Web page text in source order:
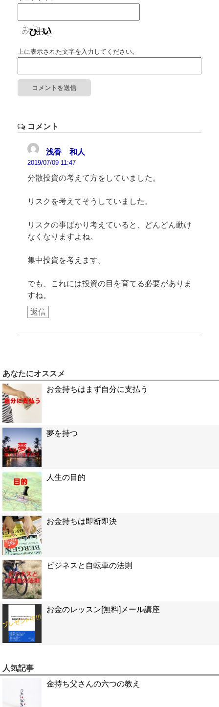
上に表示された文字を入力してください。
コメント
浅香 和人
2019/07/09 11:47
分散投資の考えて方をしていました。
リスクを考えてそうしていました。
リスクの事ばかり考えていると、どんどん動け
なくなりますよね。
集中投資を考えます。
でも、これには投資の目を育てる必要がありま
すね。
返信
あなたにオススメ
お金持ちはまず自分に支払う
夢を持つ
人生の目的
お金持ちは即断即決
ビジネスと自転車の法則
お金のレッスン[無料]メール講座
人気記事
金持ち父さんの六つの教え